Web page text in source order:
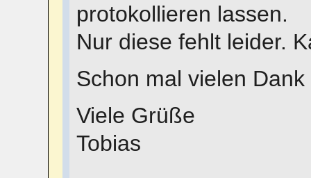
protokollieren lassen.
Nur diese fehlt leider.
Schon mal vielen
Viele Grüße
Tobias